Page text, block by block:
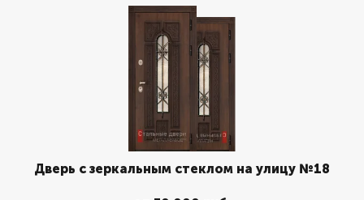
Дверь с зеркальным стеклом на улицу №18